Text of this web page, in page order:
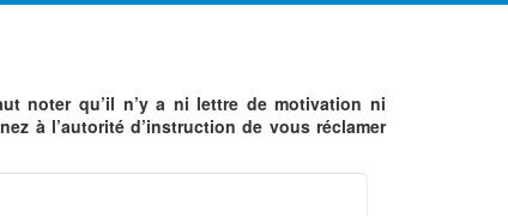
noter qu’il n’y a ni lettre de motivation ni
à l’autorité d’instruction de vous réclamer